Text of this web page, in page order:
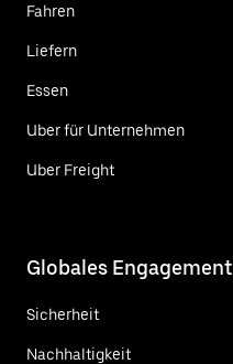
Fahren
Liefern
Essen
Uber für Unternehmen
Uber Freight
Globales Engagement
Sicherheit
Nachhaltigkeit